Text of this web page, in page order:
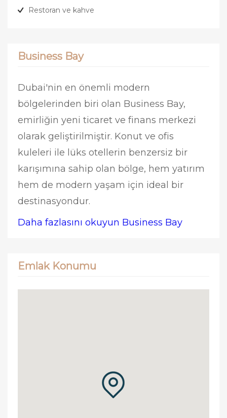
Restoran ve kahve
Business Bay
Dubai'nin en önemli modern
bölgelerinden biri olan Business Bay,
emirliğin yeni ticaret ve finans merkezi
olarak geliştirilmiştir. Konut ve ofis
kuleleri ile lüks otellerin benzersiz bir
karışımına sahip olan bölge, hem yatırım
hem de modern yaşam için ideal bir
destinasyondur.
Daha fazlasını okuyun Business Bay
Emlak Konumu